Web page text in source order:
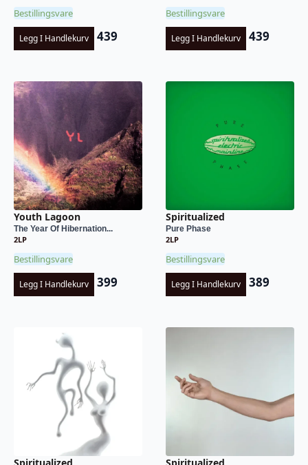
Bestillingsvare
Legg I Handlekurv 439
Bestillingsvare
Legg I Handlekurv 439
Youth Lagoon
The Year Of Hibernation...
2LP
Bestillingsvare
Legg I Handlekurv 399
Spiritualized
Pure Phase
2LP
Bestillingsvare
Legg I Handlekurv 389